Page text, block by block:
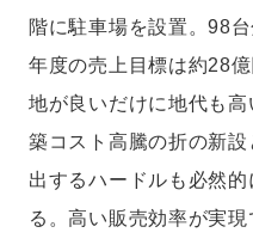
階に駐車場を設置。98
年度の売上目標は約28
地が良いだけに地代も
築コスト高騰の折の新
出するハードルも必然
る。高い販売効率が実